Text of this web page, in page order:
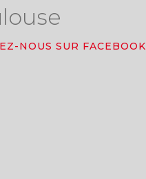
NOUS SUR FACEBOOK